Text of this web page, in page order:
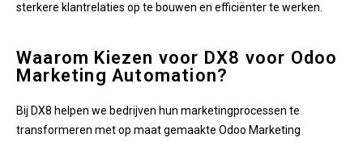
sterkere klantrelaties op te bouwen en efficiënter te werken.
Waarom Kiezen voor DX8 voor Odoo
Marketing Automation?
Bij DX8 helpen we bedrijven hun marketingprocessen te
transformeren met op maat gemaakte Odoo Marketing